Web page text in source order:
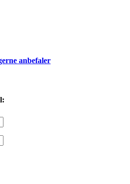
anbefaler